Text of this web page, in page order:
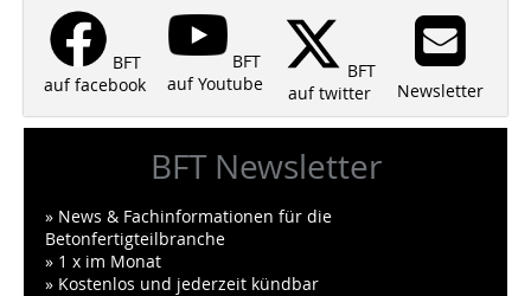
BFT
auf facebook
BFT
auf Youtube
BFT
auf twitter
Newsletter
BFT Newsletter
» News & Fachinformationen für die
Betonfertigteilbranche
» 1 x im Monat
» Kostenlos und jederzeit kündbar